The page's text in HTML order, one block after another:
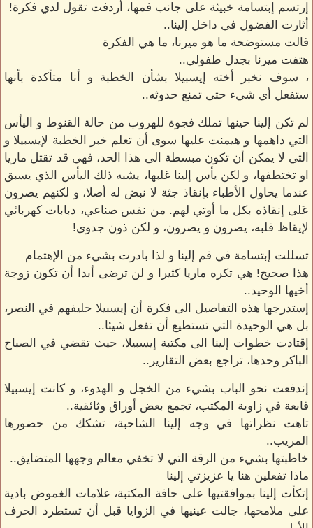
إرتسم إبتسامة خبيثة على جانب فمها، أردفت تقول لدي فكرة!
أثارت الفضول في داخل إلينا..
قالت مستوضحة ما هو ميرنا، ما هي الفكرة
هتفت ميرنا بجدل طفولي..
، سوف نخبر أخته إيسبيلا بشأن الخطبة و أنا متأكدة بأنها
ستفعل أي شيء حتى تمنع حدوثه..
لم تكن إلينا حينها تملك فجوة للهروب من حالة القنوط و اليأس
التي داهمها و هيمنت عليها سوى أن تعلم خبر الخطبة لإيسبيلا و
التي لا يمكن أن تكون مبسطة الى هذا الحد، فهي قد تقتل ماريا
او تختطفها، و لكن يأس إلينا غلبها، يشبه ذلك اليأس الذي يسبق
عندما يحاول الأطباء بإنقاذ جثة لا نبض له أصلا، و لكنهم يصرون
عَلى إنقاذه بكل ما أوتي لهم. من نفس صناعي، دبابات كهربائي
لإيقاظ قلبه، يصرون و يصرون، و لكن ذون جدوى!
تسللت إبتسامة في فم إلينا و لذا بادرت بشيء من الإهتمام
هذا صحيح! هي تكره ماريا كثيرا و لن ترضى أبدا أن تكون زوجة
أخيها الوحيد..
إستدرجها هذه التفاصيل الى فكرة أن إيسبيلا حليفهم في النصر،
بل هي الوحيدة التي تستطيع أن تفعل شيئا..
إقتادت خطوات إلينا الى مكتبة إيسبيلا، حيث تقضي في الصباح
الباكر وحدها، تراجع بعض التقارير..
إندفعت نحو الباب بشيء من الخجل و الهدوء، و كانت إيسبيلا
قابعة في زاوية المكتب، تجمع بعض أوراق وثائقية..
تاهت نظراتها في وجه إلينا الشاحبة، تشكك من حضورها
المريب..
خاطبتها بشيء من الرقة التي لا تخفي معالم وجهها المتضايق..
ماذا تفعلين هنا يا عزيزتي إلينا
إتكأت إلينا بموافقتيها على حافة المكتبة، علامات الغموض بادية
على ملامحها، جالت عينيها في الزوايا قبل أن تستطرد الحرف